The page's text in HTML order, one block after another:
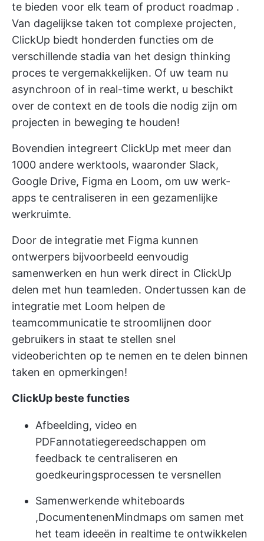
te bieden voor elk team of product roadmap .
Van dagelijkse taken tot complexe projecten,
ClickUp biedt honderden functies om de
verschillende stadia van het design thinking
proces te vergemakkelijken. Of uw team nu
asynchroon of in real-time werkt, u beschikt
over de context en de tools die nodig zijn om
projecten in beweging te houden!
Bovendien integreert ClickUp met meer dan
1000 andere werktools, waaronder Slack,
Google Drive, Figma en Loom, om uw werk-
apps te centraliseren in een gezamenlijke
werkruimte.
Door de integratie met Figma kunnen
ontwerpers bijvoorbeeld eenvoudig
samenwerken en hun werk direct in ClickUp
delen met hun teamleden. Ondertussen kan de
integratie met Loom helpen de
teamcommunicatie te stroomlijnen door
gebruikers in staat te stellen snel
videoberichten op te nemen en te delen binnen
taken en opmerkingen!
ClickUp beste functies
Afbeelding, video en
PDFannotatiegereedschappen om
feedback te centraliseren en
goedkeuringsprocessen te versnellen
Samenwerkende whiteboards
,DocumentenenMindmaps om samen met
het team ideeën in realtime te ontwikkelen